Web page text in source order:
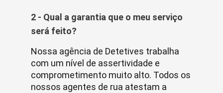
2 - Qual a garantia que o meu serviço
será feito?
Nossa agência de Detetives trabalha
com um nível de assertividade e
comprometimento muito alto. Todos os
nossos agentes de rua atestam a